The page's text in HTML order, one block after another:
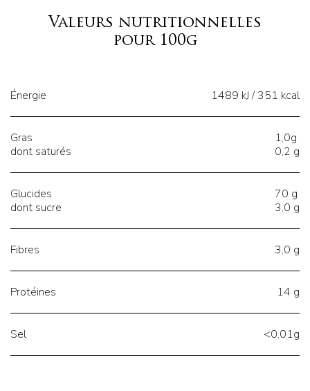
Valeurs nutritionnelles
pour 100g
Énergie 1489 kJ / 351 kcal
Gras
dont saturés
1,0g
0,2 g
Glucides
dont sucre
70 g
3,0 g
Fibres 3,0 g
Protéines 14 g
Sel <0,01g